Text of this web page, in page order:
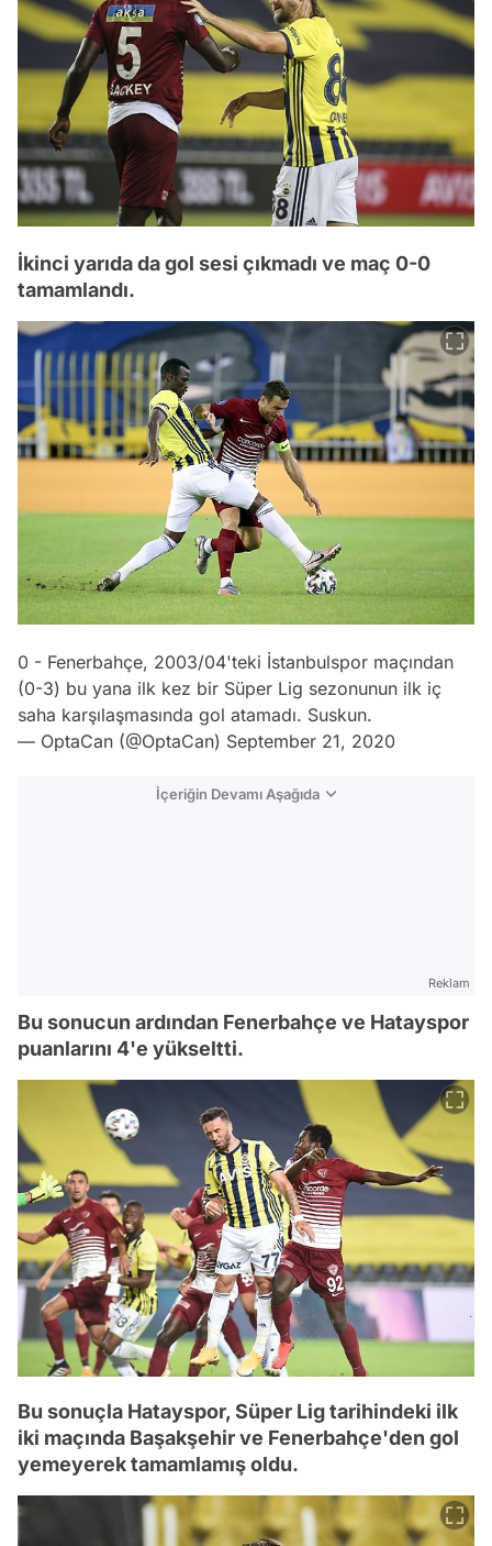
İkinci yarıda da gol sesi çıkmadı ve maç 0-0
tamamlandı.
0 - Fenerbahçe, 2003/04'teki İstanbulspor maçından
(0-3) bu yana ilk kez bir Süper Lig sezonunun ilk iç
saha karşılaşmasında gol atamadı. Suskun.
— OptaCan (@OptaCan) September 21, 2020
İçeriğin Devamı Aşağıda
Reklam
Bu sonucun ardından Fenerbahçe ve Hatayspor
puanlarını 4'e yükseltti.
Bu sonuçla Hatayspor, Süper Lig tarihindeki ilk
iki maçında Başakşehir ve Fenerbahçe'den gol
yemeyerek tamamlamış oldu.